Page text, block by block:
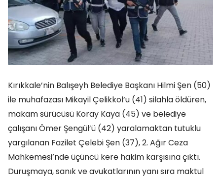
Kırıkkale’nin Balışeyh Belediye Başkanı Hilmi Şen (50)
ile muhafazası Mikayil Çelikkol’u (41) silahla öldüren,
makam sürücüsü Koray Kaya (45) ve belediye
çalışanı Ömer Şengül’ü (42) yaralamaktan tutuklu
yargılanan Fazilet Çelebi Şen (37), 2. Ağır Ceza
Mahkemesi’nde üçüncü kere hakim karşısına çıktı.
Duruşmaya, sanık ve avukatlarının yanı sıra maktul